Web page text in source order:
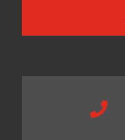
